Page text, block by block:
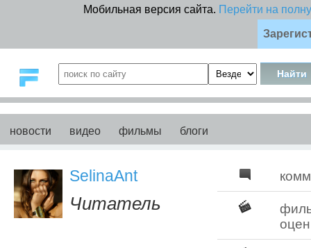
Мобильная версия сайта. Перейти на
новости видео фильмы блоги
SelinaAnt
Читатель